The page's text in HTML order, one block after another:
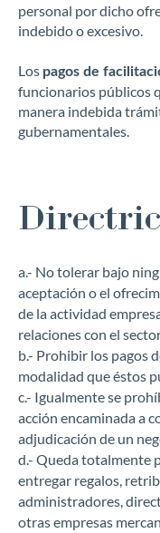
personal por dicho
indebido o excesivo.
Los pagos de
funcionarios públicos
manera indebida
gubernamentales.
a.- No tolerar bajo
aceptación o el
de la actividad
relaciones con el
b.- Prohibir los pagos
modalidad que éstos
c.- Igualmente se
acción encaminada a
adjudicación de un
d.- Queda totalmente
entregar regalos,
administradores,
otras empresas